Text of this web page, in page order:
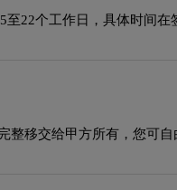
22个工作日，具体时间在
整移交给甲方所有，您可